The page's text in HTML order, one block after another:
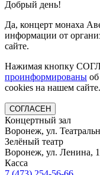
Добрый день!
Да, концерт монаха
информации от
сайте.
Нажимая кнопку
проинформированы
cookies на нашем сайте.
СОГЛАСЕН
Концертный зал
Воронеж, ул.
Зелёный театр
Воронеж, ул. Ленина,
Касса